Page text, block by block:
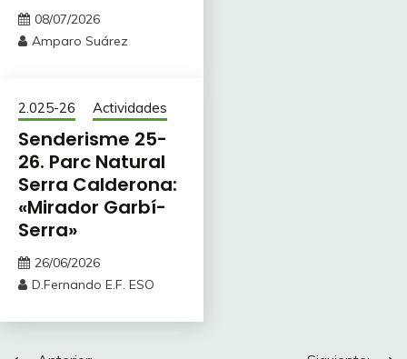
08/07/2026
Amparo Suárez
2.025-26 Actividades
Senderisme 25-
26. Parc Natural
Serra Calderona:
«Mirador Garbí-
Serra»
26/06/2026
D.Fernando E.F. ESO